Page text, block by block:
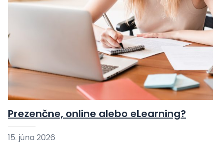
Prezenčne, online alebo eLearning?
15. júna 2026